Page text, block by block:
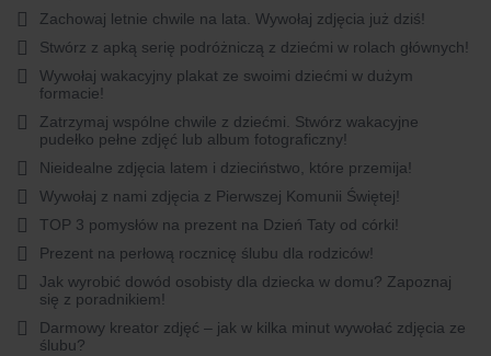
Zachowaj letnie chwile na lata. Wywołaj zdjęcia już dziś!
Stwórz z apką serię podróżniczą z dziećmi w rolach głównych!
Wywołaj wakacyjny plakat ze swoimi dziećmi w dużym
formacie!
Zatrzymaj wspólne chwile z dziećmi. Stwórz wakacyjne
pudełko pełne zdjęć lub album fotograficzny!
Nieidealne zdjęcia latem i dzieciństwo, które przemija!
Wywołaj z nami zdjęcia z Pierwszej Komunii Świętej!
TOP 3 pomysłów na prezent na Dzień Taty od córki!
Prezent na perłową rocznicę ślubu dla rodziców!
Jak wyrobić dowód osobisty dla dziecka w domu? Zapoznaj
się z poradnikiem!
Darmowy kreator zdjęć – jak w kilka minut wywołać zdjęcia ze
ślubu?